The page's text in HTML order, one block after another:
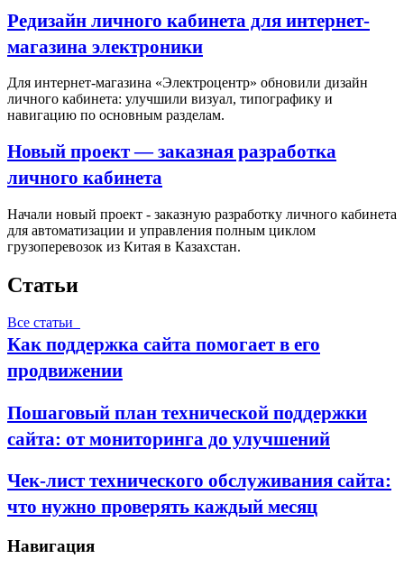
Редизайн личного кабинета для интернет-
магазина электроники
Для интернет-магазина «Электроцентр» обновили дизайн
личного кабинета: улучшили визуал, типографику и
навигацию по основным разделам.
Новый проект — заказная разработка
личного кабинета
Начали новый проект - заказную разработку личного кабинета
для автоматизации и управления полным циклом
грузоперевозок из Китая в Казахстан.
Статьи
Все статьи
Как поддержка сайта помогает в его
продвижении
Пошаговый план технической поддержки
сайта: от мониторинга до улучшений
Чек-лист технического обслуживания сайта:
что нужно проверять каждый месяц
Навигация